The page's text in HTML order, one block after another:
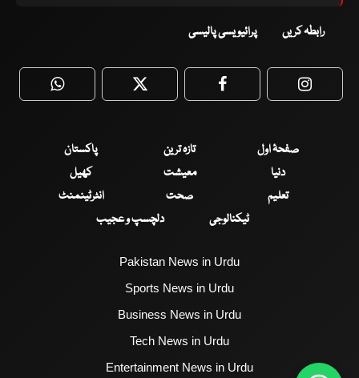
رابطہ کریں پرائیویسی پالیسی
WhatsApp Twitter Facebook
صفحۂ اول تازہ ترین
پاکستان
دنیا
معیشت
کھیل
تعلیم
صحت
انٹرٹینمنٹ
ٹیکنالوجی
دلچسپ و عجیب
Pakistan News in Urdu
Sports News in Urdu
Business News in Urdu
Tech News in Urdu
Entertainment News in Urdu